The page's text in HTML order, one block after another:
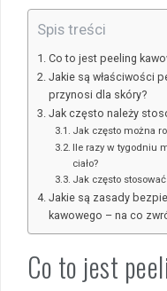
Spis treści
Co to jest peeling
Jakie są właściwości
przynosi dla skóry?
Jak często należy
Jak często można
Ile razy w tygodniu
ciało?
Jak często
Jakie są zasady
kawowego – na co
Co to jest